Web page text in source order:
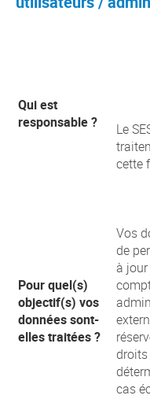
Qui est
responsable ?
Le
cette
Pour quel(s)
objectif(s) vos
données sont-
elles traitées ?
Vos
de
à
cas